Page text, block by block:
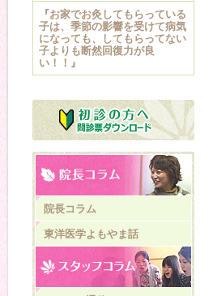
『お家でお灸してもらっている
子は、季節の影響を受けて病気
になっても、してもらってない
子よりも断然回復力が良
い！！』
院長コラム
東洋医学よもやま話